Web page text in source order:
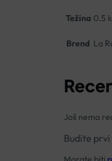
Težina 0.5
Brend La
Još nema
Budite prvi